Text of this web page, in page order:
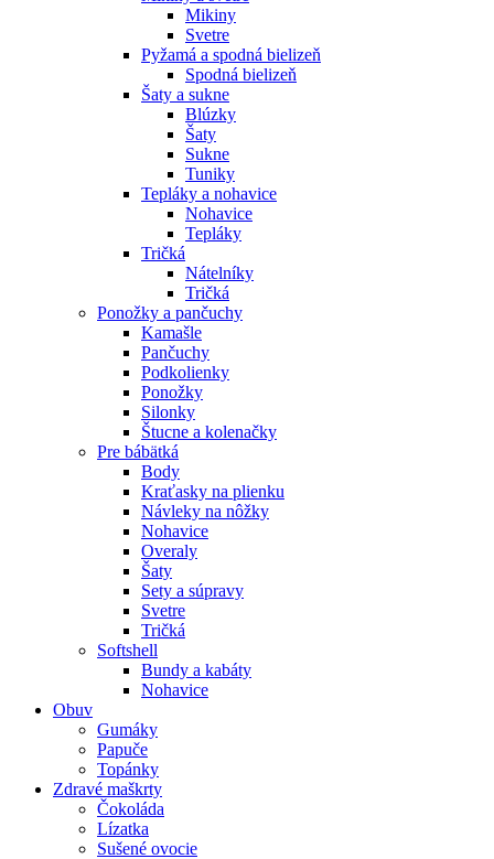
Mikiny
Svetre
Pyžamá a spodná bielizeň
Spodná bielizeň
Šaty a sukne
Blúzky
Šaty
Sukne
Tuniky
Tepláky a nohavice
Nohavice
Tepláky
Tričká
Nátelníky
Tričká
Ponožky a pančuchy
Kamašle
Pančuchy
Podkolienky
Ponožky
Silonky
Štucne a kolenačky
Pre bábätká
Body
Kraťasky na plienku
Návleky na nôžky
Nohavice
Overaly
Šaty
Sety a súpravy
Svetre
Tričká
Softshell
Bundy a kabáty
Nohavice
Obuv
Gumáky
Papuče
Topánky
Zdravé maškrty
Čokoláda
Lízatka
Sušené ovocie